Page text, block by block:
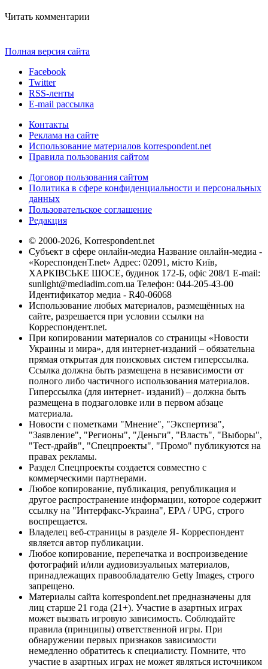
Читать комментарии
Полная версия сайта
Facebook
Twitter
RSS-ленты
E-mail рассылка
Контакты
Реклама на сайте
Использование материалов korrespondent.net
Правила пользования сайтом
Договор пользования сайтом
Политика в сфере конфиденциальности и персональных
данных
Пользовательское соглашение
Редакция
© 2000-2026, Korrespondent.net
Субъект в сфере онлайн-медиа Название онлайн-медиа -
«КореспонденТ.net» Адрес: 02091, місто Київ,
ХАРКІВСЬКЕ ШОСЕ, будинок 172-Б, офіс 208/1 E-mail:
sunlight@mediadim.com.ua Телефон: 044-205-43-00
Идентификатор медиа - R40-06068
Использование любых материалов, размещённых на
сайте, разрешается при условии ссылки на
Корреспондент.net.
При копировании материалов со страницы «Новости
Украины и мира», для интернет-изданий – обязательна
прямая открытая для поисковых систем гиперссылка.
Ссылка должна быть размещена в независимости от
полного либо частичного использования материалов.
Гиперссылка (для интернет- изданий) – должна быть
размещена в подзаголовке или в первом абзаце
материала.
Новости с пометками "Мнение", "Экспертиза",
"Заявление", "Регионы", "Деньги", "Власть", "Выборы",
"Тест-драйв", "Спецпроекты", "Промо" публикуются на
правах рекламы.
Раздел Спецпроекты создается совместно с
коммерческими партнерами.
Любое копирование, публикация, републикация и
другое распространение информации, которое содержит
ссылку на "Интерфакс-Украина", EPA / UPG, строго
воспрещается.
Владелец веб-страницы в разделе Я- Корреспондент
является автор публикации.
Любое копирование, перепечатка и воспроизведение
фотографий и/или аудиовизуальных материалов,
принадлежащих правообладателю Getty Images, строго
запрещено.
Материалы сайта korrespondent.net предназначены для
лиц старше 21 года (21+). Участие в азартных играх
может вызвать игровую зависимость. Соблюдайте
правила (принципы) ответственной игры. При
обнаружении первых признаков зависимости
немедленно обратитесь к специалисту. Помните, что
участие в азартных играх не может являться источником